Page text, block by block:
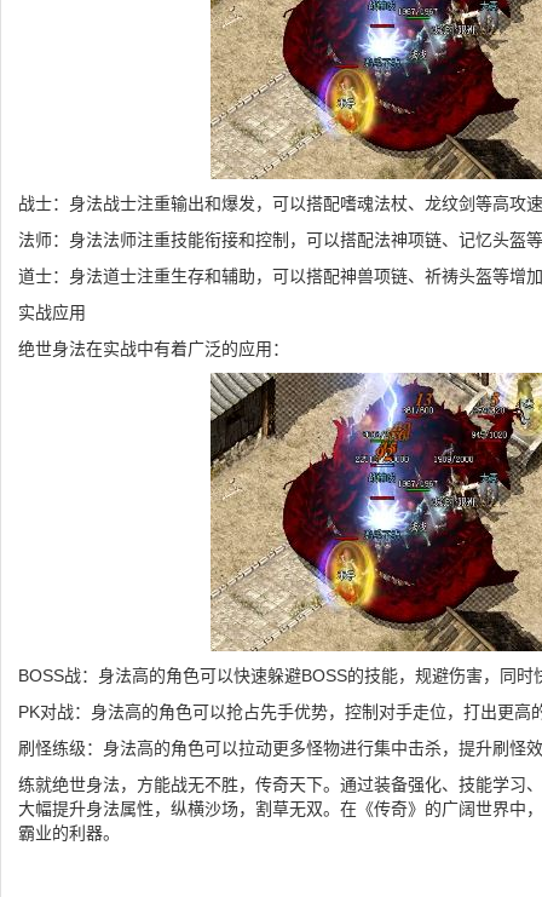
战士：身法战士注重输出和爆发，可以搭配嗜魂法杖、龙纹剑等高攻
法师：身法法师注重技能衔接和控制，可以搭配法神项链、记忆头盔
道士：身法道士注重生存和辅助，可以搭配神兽项链、祈祷头盔等增
实战应用
绝世身法在实战中有着广泛的应用：
BOSS战：身法高的角色可以快速躲避BOSS的技能，规避伤害，同时
PK对战：身法高的角色可以抢占先手优势，控制对手走位，打出更高
刷怪练级：身法高的角色可以拉动更多怪物进行集中击杀，提升刷怪
练就绝世身法，方能战无不胜，传奇天下。通过装备强化、技能学习
大幅提升身法属性，纵横沙场，割草无双。在《传奇》的广阔世界中
霸业的利器。